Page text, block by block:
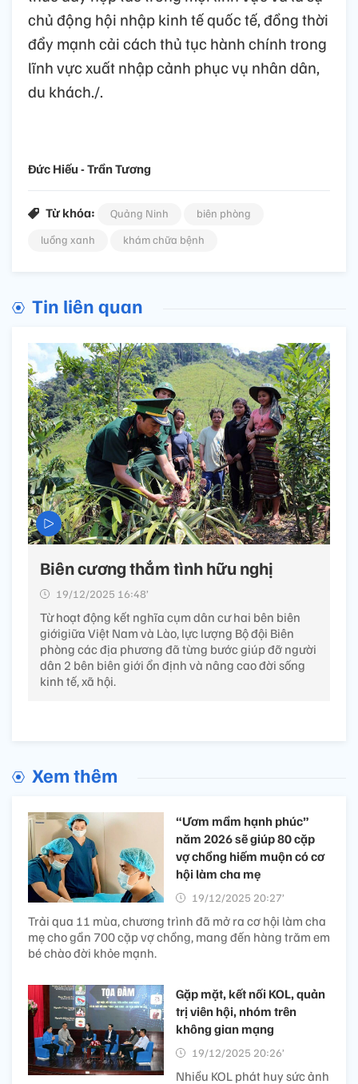
chủ động hội nhập kinh tế quốc tế, đồng thời
đẩy mạnh cải cách thủ tục hành chính trong
lĩnh vực xuất nhập cảnh phục vụ nhân dân,
du khách./.
Đức Hiếu - Trần Tương
Từ khóa: Quảng Ninh
biên phòng
luồng xanh
khám chữa bệnh
Tin liên quan
Biên cương thắm tình hữu nghị
19/12/2025 16:48’
Từ hoạt động kết nghĩa cụm dân cư hai bên biên
giớigiữa Việt Nam và Lào, lực lượng Bộ đội Biên
phòng các địa phương đã từng bước giúp đỡ người
dân 2 bên biên giới ổn định và nâng cao đời sống
kinh tế, xã hội.
Xem thêm
“Ươm mầm hạnh phúc”
năm 2026 sẽ giúp 80 cặp
vợ chồng hiếm muộn có cơ
hội làm cha mẹ
19/12/2025 20:27’
Trải qua 11 mùa, chương trình đã mở ra cơ hội làm cha
mẹ cho gần 700 cặp vợ chồng, mang đến hàng trăm em
bé chào đời khỏe mạnh.
Gặp mặt, kết nối KOL, quản
trị viên hội, nhóm trên
không gian mạng
19/12/2025 20:26’
Nhiều KOL phát huy sức ảnh